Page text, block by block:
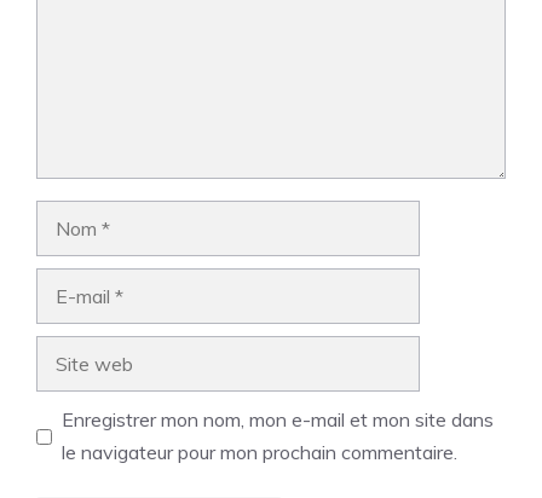
Enregistrer mon nom, mon e-mail et mon site dans
le navigateur pour mon prochain commentaire.